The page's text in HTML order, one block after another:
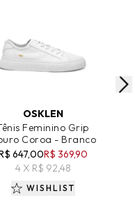
OSKLEN
Feminino Grip
Coroa - Branco
647,00R$ 369,90
4 X R$ 92,48
WISHLIST